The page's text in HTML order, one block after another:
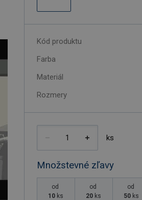
Kód produktu
Farba
Materiál
Rozmery
ks
Množstevné zľavy
od
10 ks
od
20 ks
od
50 ks